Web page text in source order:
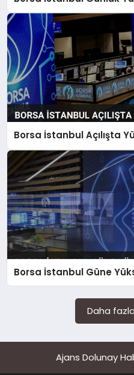
SIYASET
SPOR
YAŞAM
Borsa İstanbul Açılışta
Borsa İstanbul Güne
Daha
Ajans Dolunay